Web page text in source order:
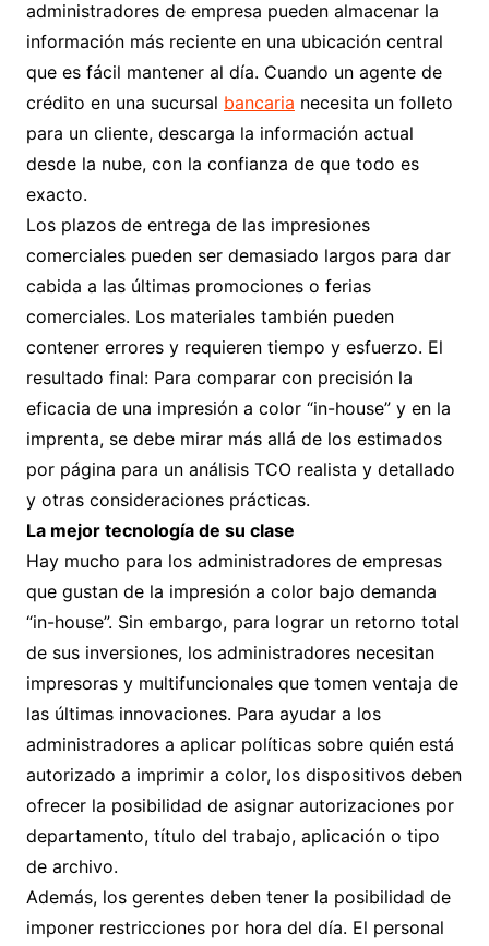
administradores de empresa pueden almacenar la
información más reciente en una ubicación central
que es fácil mantener al día. Cuando un agente de
crédito en una sucursal bancaria necesita un folleto
para un cliente, descarga la información actual
desde la nube, con la confianza de que todo es
exacto.
Los plazos de entrega de las impresiones
comerciales pueden ser demasiado largos para dar
cabida a las últimas promociones o ferias
comerciales. Los materiales también pueden
contener errores y requieren tiempo y esfuerzo. El
resultado final: Para comparar con precisión la
eficacia de una impresión a color “in-house” y en la
imprenta, se debe mirar más allá de los estimados
por página para un análisis TCO realista y detallado
y otras consideraciones prácticas.
La mejor tecnología de su clase
Hay mucho para los administradores de empresas
que gustan de la impresión a color bajo demanda
“in-house”. Sin embargo, para lograr un retorno total
de sus inversiones, los administradores necesitan
impresoras y multifuncionales que tomen ventaja de
las últimas innovaciones. Para ayudar a los
administradores a aplicar políticas sobre quién está
autorizado a imprimir a color, los dispositivos deben
ofrecer la posibilidad de asignar autorizaciones por
departamento, título del trabajo, aplicación o tipo
de archivo.
Además, los gerentes deben tener la posibilidad de
imponer restricciones por hora del día. El personal